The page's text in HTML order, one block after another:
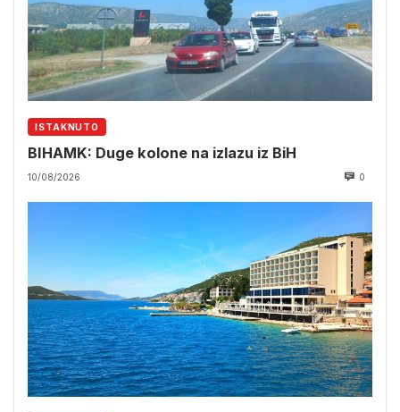
ISTAKNUTO
BIHAMK: Duge kolone na izlazu iz BiH
10/08/2026 0